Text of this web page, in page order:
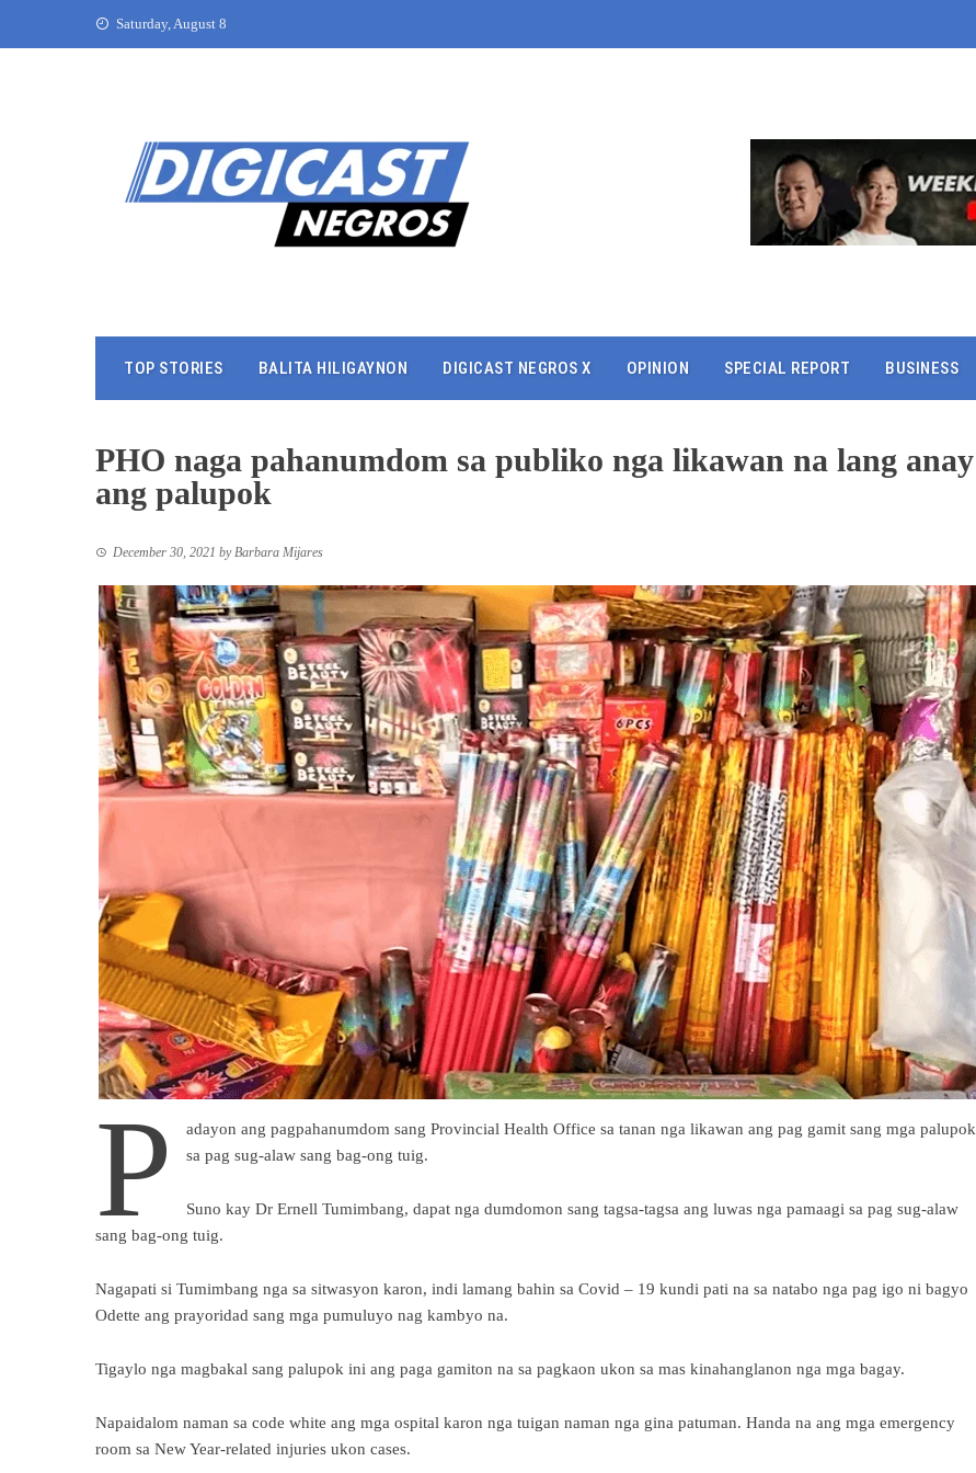
Saturday, August 8
TOP STORIES BALITA HILIGAYNON DIGICAST NEGROS X OPINION SPECIAL REPORT BUSINESS
PHO naga pahanumdom sa publiko nga likawan na lang anay
ang palupok
December 30, 2021 byBarbara Mijares
P
adayon ang pagpahanumdom sang Provincial Health Office sa tanan nga likawan ang pag gamit sang mga palupok
sa pag sug-alaw sang bag-ong tuig.
Suno kay Dr Ernell Tumimbang, dapat nga dumdomon sang tagsa-tagsa ang luwas nga pamaagi sa pag sug-alaw
sang bag-ong tuig.
Nagapati si Tumimbang nga sa sitwasyon karon, indi lamang bahin sa Covid – 19 kundi pati na sa natabo nga pag igo ni bagyo
Odette ang prayoridad sang mga pumuluyo nag kambyo na.
Tigaylo nga magbakal sang palupok ini ang paga gamiton na sa pagkaon ukon sa mas kinahanglanon nga mga bagay.
Napaidalom naman sa code white ang mga ospital karon nga tuigan naman nga gina patuman. Handa na ang mga emergency
room sa New Year-related injuries ukon cases.